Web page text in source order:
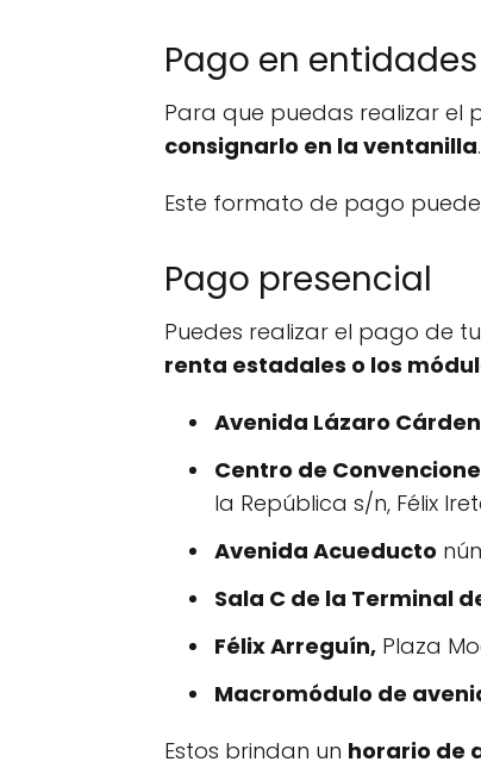
Pago en
Para que puedas realizar el
consignarlo en la ventanilla.
Este formato de pago
Pago presencial
Puedes realizar el pago de
renta estadales o los
Avenida Lázaro
Centro de
la República s/n, Félix
Avenida Acueducto
Sala C de la Terminal
Félix Arreguín, Plaza
Macromódulo de
Estos brindan un horario de